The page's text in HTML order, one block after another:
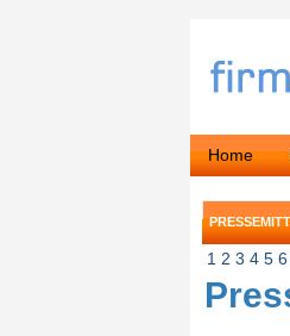
Home
1 2 3 4 5 6